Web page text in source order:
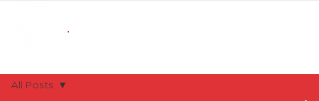
All Posts